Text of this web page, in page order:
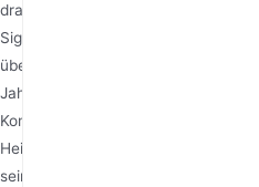
drahtlose Signale. Eine hohe
Signaldämpfung während der
über lange Distanzen.
Jahreszeiten können manchmal
Komponenten beeinflussen.
Heimnetzwerk vernachlässigbar
sein, der für Randbereiche wie